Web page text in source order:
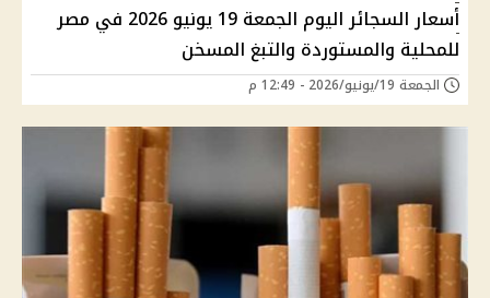
أسعار السجائر اليوم الجمعة 19 يونيو 2026 في مصر
للمحلية والمستوردة والتبغ المسخن
الجمعة 19/يونيو/2026 - 12:49 م